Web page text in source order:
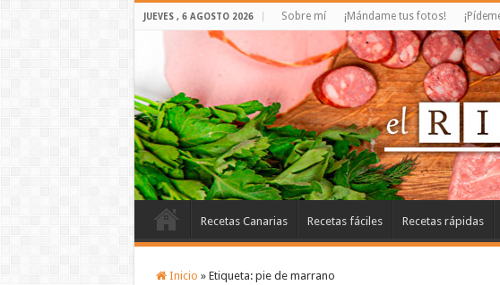
JUEVES , 6 AGOSTO 2026 Sobre mí ¡Mándame tus fotos!
Recetas Canarias Recetas fáciles Recetas rápidas
Inicio » Etiqueta: pie de marrano